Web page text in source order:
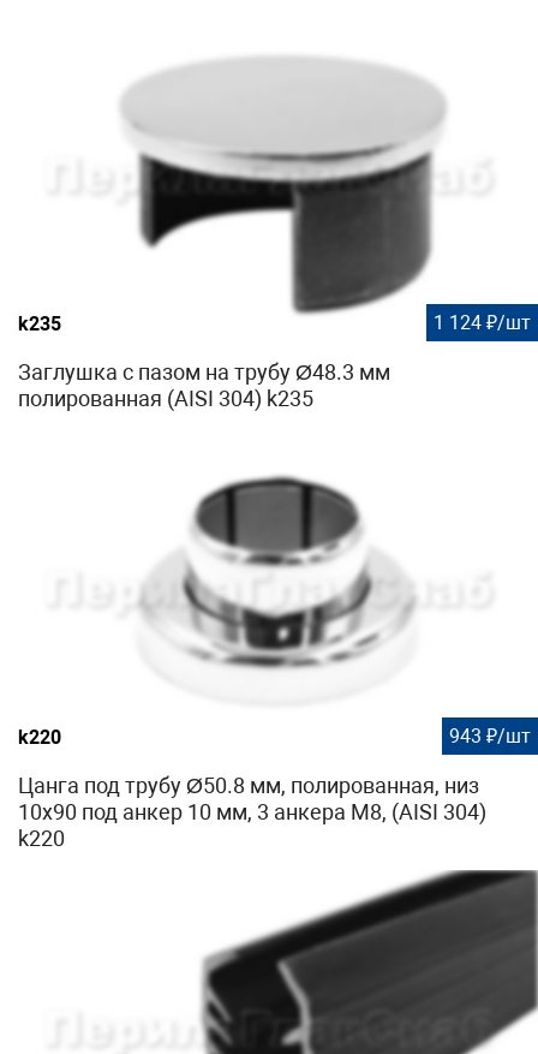
k235 1 124 ₽/шт
Заглушка с пазом на трубу Ø48.3 мм
полированная (AISI 304) k235
k220 943 ₽/шт
Цанга под трубу Ø50.8 мм, полированная, низ
10х90 под анкер 10 мм, 3 анкера М8, (AISI 304)
k220